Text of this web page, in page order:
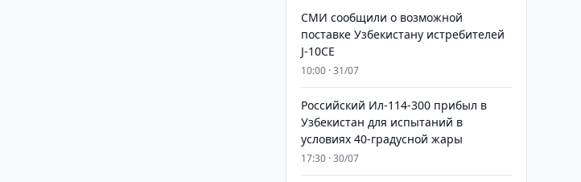
СМИ сообщили о возможной
поставке Узбекистану истребителей
J-10CE
10:00 · 31/07
Российский Ил-114-300 прибыл в
Узбекистан для испытаний в
условиях 40-градусной жары
17:30 · 30/07